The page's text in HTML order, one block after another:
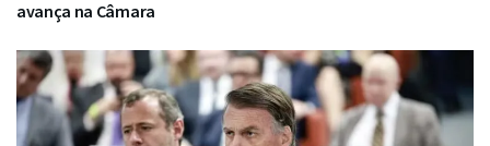
avança na Câmara